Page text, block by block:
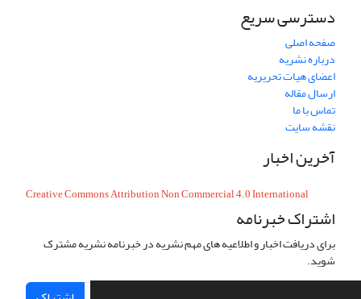
دسترسی سریع
صفحه اصلی
درباره نشریه
اعضای هیات تحریریه
ارسال مقاله
تماس با ما
نقشه سایت
آخرین اخبار
Creative Commons Attribution Non Commercial 4.0 International
اشتراک خبرنامه
برای دریافت اخبار و اطلاعیه های مهم نشریه در خبرنامه نشریه مشترک
شوید.